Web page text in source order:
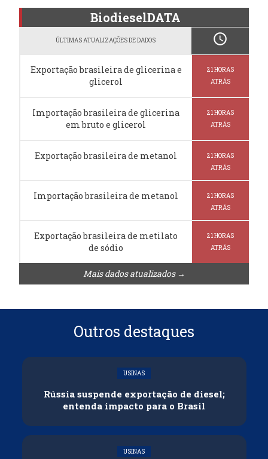
BiodieselDATA
ÚLTIMAS ATUALIZAÇÕES DE DADOS schedule
Exportação brasileira de glicerina e
glicerol
21 HORAS
ATRÁS
Importação brasileira de glicerina
em bruto e glicerol
21 HORAS
ATRÁS
Exportação brasileira de metanol
21 HORAS
ATRÁS
Importação brasileira de metanol
21 HORAS
ATRÁS
Exportação brasileira de metilato
de sódio
21 HORAS
ATRÁS
Mais dados atualizados →
Outros destaques
USINAS
Rússia suspende exportação de diesel;
entenda impacto para o Brasil
USINAS